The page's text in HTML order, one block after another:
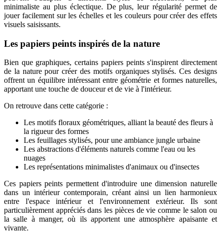
minimaliste au plus éclectique. De plus, leur régularité permet de
jouer facilement sur les échelles et les couleurs pour créer des effets
visuels saisissants.
Les papiers peints inspirés de la nature
Bien que graphiques, certains papiers peints s'inspirent directement
de la nature pour créer des motifs organiques stylisés. Ces designs
offrent un équilibre intéressant entre géométrie et formes naturelles,
apportant une touche de douceur et de vie à l'intérieur.
On retrouve dans cette catégorie :
Les motifs floraux géométriques, alliant la beauté des fleurs à
la rigueur des formes
Les feuillages stylisés, pour une ambiance jungle urbaine
Les abstractions d'éléments naturels comme l'eau ou les
nuages
Les représentations minimalistes d'animaux ou d'insectes
Ces papiers peints permettent d'introduire une dimension naturelle
dans un intérieur contemporain, créant ainsi un lien harmonieux
entre l'espace intérieur et l'environnement extérieur. Ils sont
particulièrement appréciés dans les pièces de vie comme le salon ou
la salle à manger, où ils apportent une atmosphère apaisante et
vivante.